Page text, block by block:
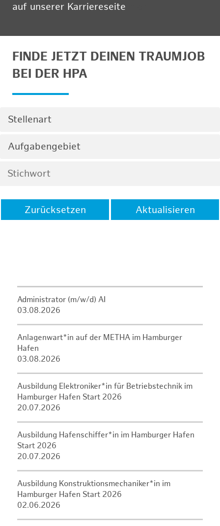
auf unserer Karriereseite
FINDE JETZT DEINEN TRAUMJOB
BEI DER HPA
Stellenart
Aufgabengebiet
Zurücksetzen Aktualisieren
Administrator (m/w/d) AI
03.08.2026
Anlagenwart*in auf der METHA im Hamburger
Hafen
03.08.2026
Ausbildung Elektroniker*in für Betriebstechnik im
Hamburger Hafen Start 2026
20.07.2026
Ausbildung Hafenschiffer*in im Hamburger Hafen
Start 2026
20.07.2026
Ausbildung Konstruktionsmechaniker*in im
Hamburger Hafen Start 2026
02.06.2026